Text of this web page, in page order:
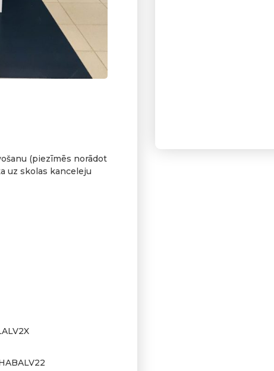
(piezīmēs norādot
uz skolas kanceleju